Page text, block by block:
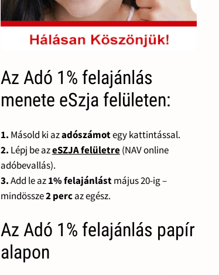
Az Adó 1% felajánlás
menete eSzja felületen:
1. Másold ki azadószámotegy kattintással.
2. Lépj be azeSZJA felületre(NAV online
adóbevallás).
3.Add le az1% felajánlástmájus 20-ig –
mindössze2 percaz egész.
Az Adó 1% felajánlás papír
alapon